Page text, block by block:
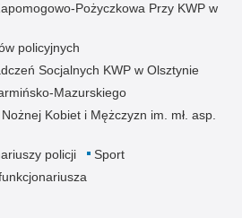
Pożyczkowa Przy KWP w
policyjnych
Socjalnych KWP w Olsztynie
Mazurskiego
Kobiet i Mężczyzn im. mł. asp.
policji
Sport